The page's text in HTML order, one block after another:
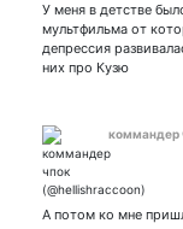
У меня в детстве
мультфильма от
депрессия
них про Кузю
коммандер
А потом ко мне